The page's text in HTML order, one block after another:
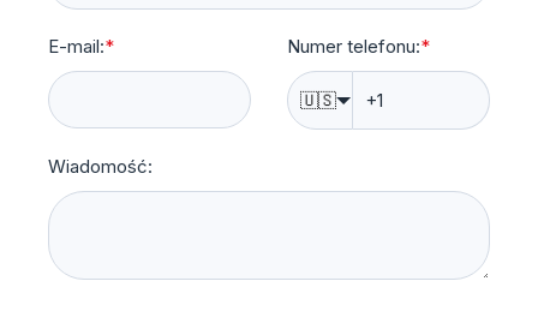
E-mail:* Numer telefonu:*
🇺🇸
Wiadomość: